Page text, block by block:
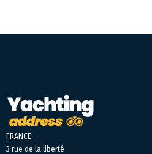
FRANCE
3 rue de la liberté